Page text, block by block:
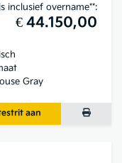
inclusief overname**:
€ 44.150,00
Gray
aan